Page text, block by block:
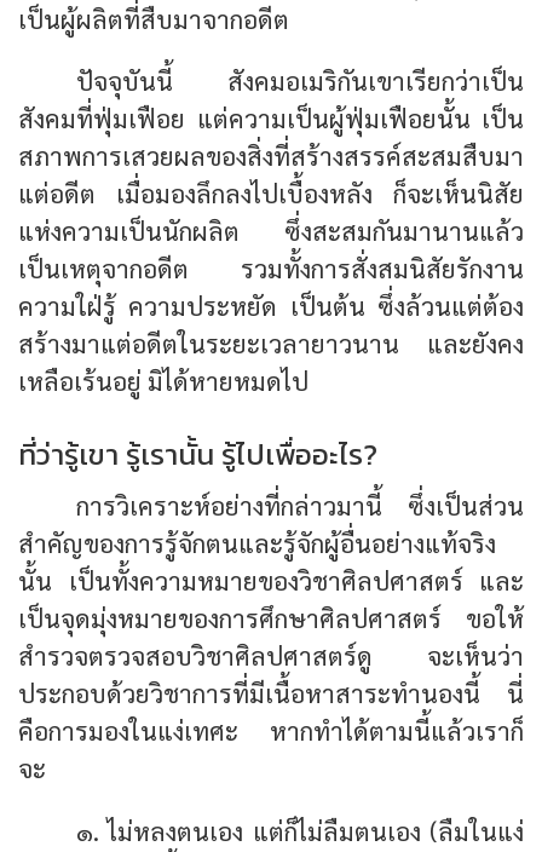
เป็นผู้ผลิตที่สืบมาจากอดีต
ปัจจุบันนี้ สังคมอเมริกันเขาเรียกว่าเป็น
สังคมที่ฟุ่มเฟือย แต่ความเป็นผู้ฟุ่มเฟือยนั้น เป็น
สภาพการเสวยผลของสิ่งที่สร้างสรรค์สะสมสืบมา
แต่อดีต เมื่อมองลึกลงไปเบื้องหลัง ก็จะเห็นนิสัย
แห่งความเป็นนักผลิต ซึ่งสะสมกันมานานแล้ว
เป็นเหตุจากอดีต รวมทั้งการสั่งสมนิสัยรักงาน
ความใฝ่รู้ ความประหยัด เป็นต้น ซึ่งล้วนแต่ต้อง
สร้างมาแต่อดีตในระยะเวลายาวนาน และยังคง
เหลือเร้นอยู่ มิได้หายหมดไป
ที่ว่ารู้เขา รู้เรานั้น รู้ไปเพื่ออะไร?
การวิเคราะห์อย่างที่กล่าวมานี้ ซึ่งเป็นส่วน
สำคัญของการรู้จักตนและรู้จักผู้อื่นอย่างแท้จริง
นั้น เป็นทั้งความหมายของวิชาศิลปศาสตร์ และ
เป็นจุดมุ่งหมายของการศึกษาศิลปศาสตร์ ขอให้
สำรวจตรวจสอบวิชาศิลปศาสตร์ดู จะเห็นว่า
ประกอบด้วยวิชาการที่มีเนื้อหาสาระทำนองนี้ นี่
คือการมองในแง่เทศะ หากทำได้ตามนี้แล้วเราก็
จะ
๑. ไม่หลงตนเอง แต่ก็ไม่ลืมตนเอง (ลืมในแง่